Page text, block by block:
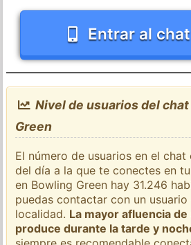
Entrar al
Nivel de usuarios del
Green
El número de usuarios en el
del día a la que te conectes en
en Bowling Green hay 31.246
puedas contactar con un
localidad. La mayor afluencia
produce durante la tarde y